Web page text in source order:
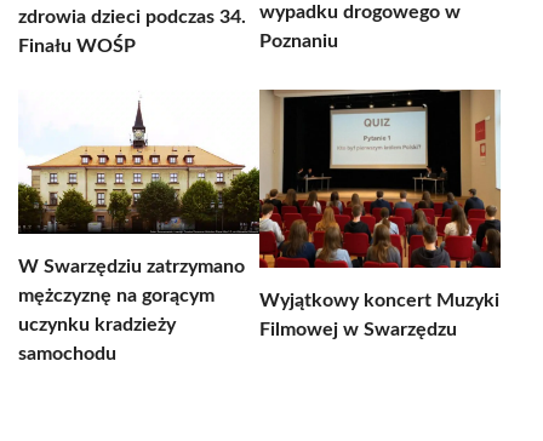
zdrowia dzieci podczas 34.
Finału WOŚP
wypadku drogowego w
Poznaniu
W Swarzędziu zatrzymano
mężczyznę na gorącym
uczynku kradzieży
samochodu
Wyjątkowy koncert Muzyki
Filmowej w Swarzędzu